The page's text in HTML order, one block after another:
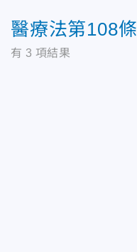
醫療法第108條
有 3 項結果